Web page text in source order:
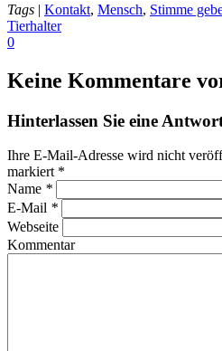
Tags | Kontakt, Mensch, Stimme
Tierhalter
0
Keine Kommentare
Hinterlassen Sie eine
Ihre E-Mail-Adresse wird nicht
markiert *
Name *
E-Mail *
Webseite
Kommentar